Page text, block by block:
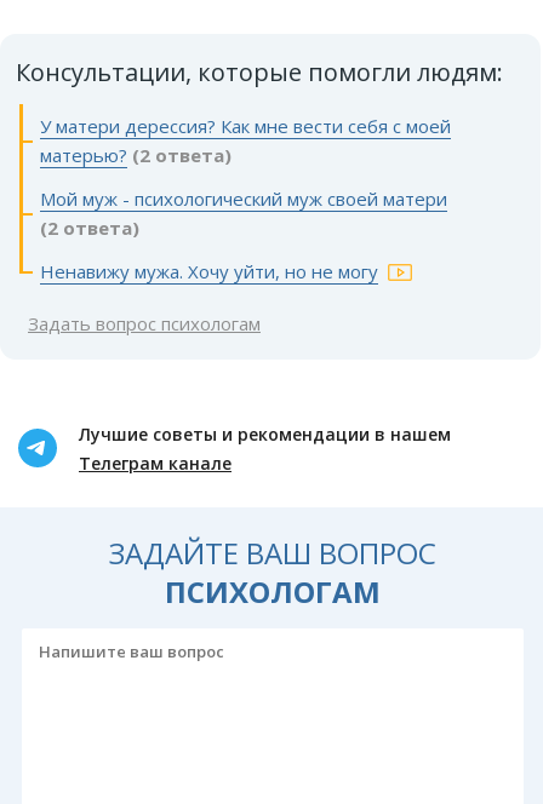
Консультации, которые помогли людям:
У матери дерессия? Как мне вести себя с моей
матерью? (2 ответа)
Мой муж - психологический муж своей матери
(2 ответа)
Ненавижу мужа. Хочу уйти, но не могу
Задать вопрос психологам
Лучшие советы и рекомендации в нашем
Телеграм канале
ЗАДАЙТЕ ВАШ ВОПРОС
ПСИХОЛОГАМ